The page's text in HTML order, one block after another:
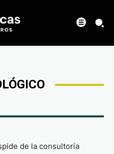
de la consultoría